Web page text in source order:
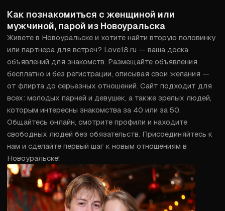
Как познакомиться с женщиной или
мужчиной, парой из Новоуральска
Живете в Новоуральске и хотите найти вторую половинку
или партнера для встреч? Love18.ru — ваша доска
объявлений для знакомств. Размещайте объявления
бесплатно и без регистрации, описывая свои желания —
от флирта до серьезных отношений. Сайт подходит для
всех: молодых парней и девушек, а также зрелых людей,
которым интересны знакомства за 40 или за 50.
Общайтесь онлайн, смотрите профили и находите
свободных людей без обязательств. Присоединяйтесь к
нам и сделайте первый шаг к новым отношениям в
Новоуральске!